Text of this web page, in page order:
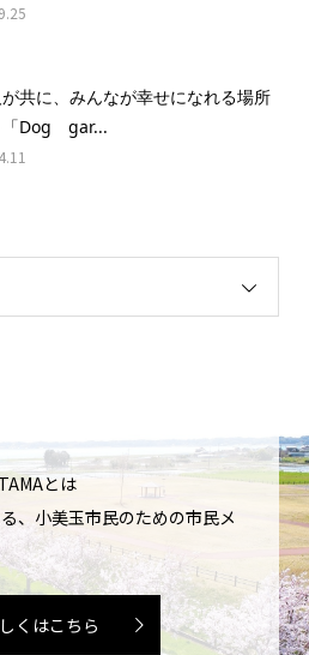
共に、みんなが幸せになれる場所
Dog gar...
とは
、小美玉市民のための市民メ
くはこちら